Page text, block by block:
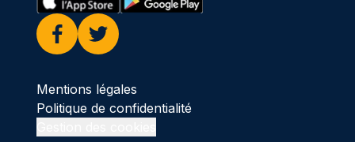
Facebook
Twitter
Mentions légales
Politique de confidentialité